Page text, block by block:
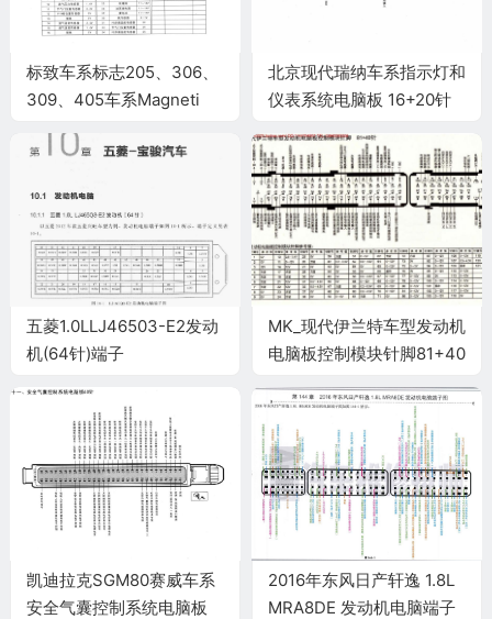
标致车系标志205、306、
309、405车系Magneti
电脑板35针端子
北京现代瑞纳车系指示灯和
仪表系统电脑板 16+20针
五菱1.0LLJ46503-E2发动
机(64针)端子
MK_现代伊兰特车型发动机
电脑板控制模块针脚81+40
凯迪拉克SGM80赛威车系
安全气囊控制系统电脑板
2016年东风日产轩逸 1.8L
MRA8DE 发动机电脑端子